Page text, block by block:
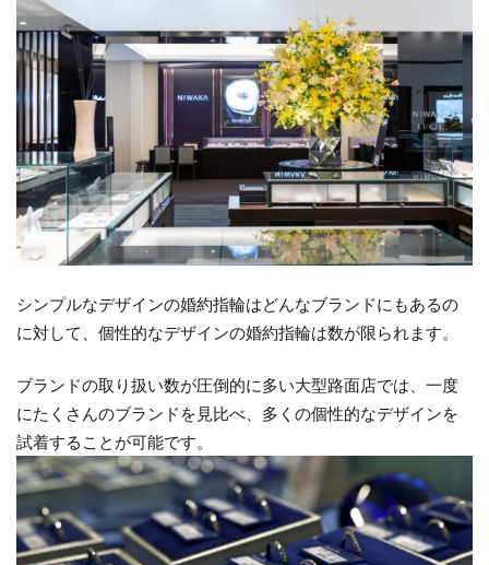
シンプルなデザインの婚約指輪はどんなブランドにもあるの
に対して、個性的なデザインの婚約指輪は数が限られます。
ブランドの取り扱い数が圧倒的に多い大型路面店では、一度
にたくさんのブランドを見比べ、多くの個性的なデザインを
試着することが可能です。